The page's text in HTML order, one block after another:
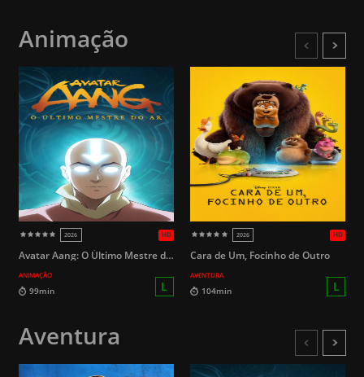
HD
2014
Animação
Avatar Aang: O Último Mestre do Ar
ANIMAÇÃO
Cara de Um, Focinho de Outro
AVENTURA
Aventura